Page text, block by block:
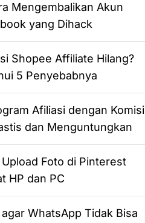
Mengembalikan Akun
yang Dihack
Shopee Affiliate Hilang?
5 Penyebabnya
Afiliasi dengan Komisi
dan Menguntungkan
Upload Foto di Pinterest
HP dan PC
agar WhatsApp Tidak Bisa